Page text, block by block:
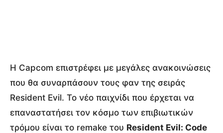
Η Capcom επιστρέφει με μεγάλες ανακοινώσεις
που θα συναρπάσουν τους φαν της σειράς
Resident Evil. Το νέο παιχνίδι που έρχεται να
επαναστατήσει τον κόσμο των επιβιωτικών
τρόμου είναι το remake του Resident Evil: Code